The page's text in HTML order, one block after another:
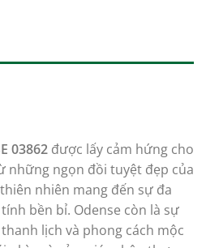
03862 được lấy cảm hứng cho
những ngọn đồi tuyệt đẹp của
nhiên mang đến sự đa
bền bỉ. Odense còn là sự
lịch và phong cách mộc